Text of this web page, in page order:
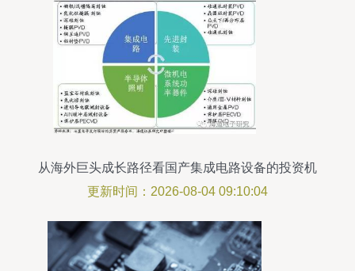
从海外巨头成长路径看国产集成电路设备的投资机
会
更新时间：2026-08-04 09:10:04